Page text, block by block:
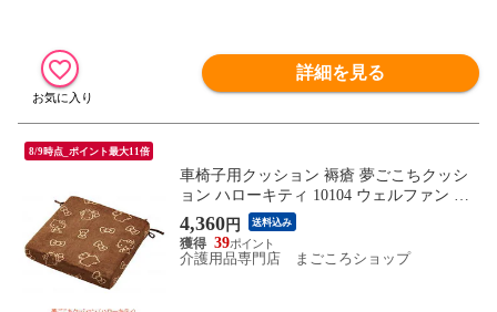
詳細を見る
8/9時点_ポイント最大11倍
車椅子用クッション 褥瘡 夢ごこちクッシ
ョン ハローキティ 10104 ウェルファン 介
護 低反発 クッション 介護用品 車いす用ク
ッション かわいい 褥瘡防止 車いす 車椅子
4,360円 送料込み
39
介護用品専門店 まごころショップ